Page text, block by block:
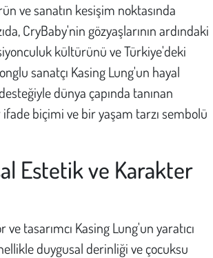
ve sanatın kesişim noktasında
CryBaby'nin gözyaşlarının ardındaki
kültürünü ve Türkiye'deki
sanatçı Kasing Lung'un hayal
dünya çapında tanınan
biçimi ve bir yaşam tarzı sembolü
Estetik ve Karakter
tasarımcı Kasing Lung'un yaratıcı
duygusal derinliği ve çocuksu